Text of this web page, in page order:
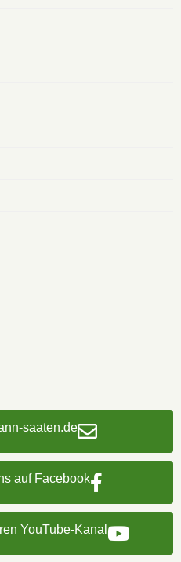
saaten.de
auf Facebook
YouTube-Kanal